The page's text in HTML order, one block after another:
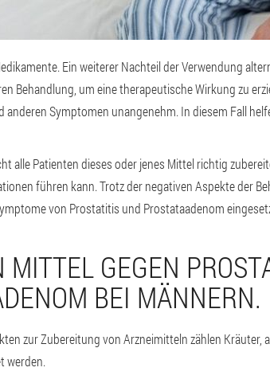
Ein weiterer Nachteil der Verwendung
Behandlung, um eine therapeutische Wirkung zu
anderen Symptomen unangenehm. In diesem Fall
alle Patienten dieses oder jenes Mittel richtig
führen kann. Trotz der negativen Aspekte der
von Prostatitis und Prostataadenom
MITTEL GEGEN
BEI MÄNNERN.
zur Zubereitung von Arzneimitteln zählen Kräuter,
werden.